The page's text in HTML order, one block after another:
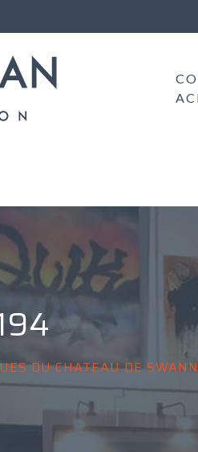
DU CHATEAU DE SWANN